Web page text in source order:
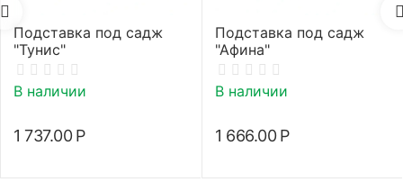
Подставка под садж
"Тунис"
В наличии
1 737.00 Р
Подставка под садж
"Афина"
В наличии
1 666.00 Р